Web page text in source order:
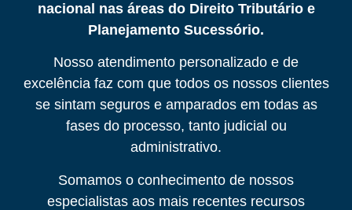
nacional nas áreas do Direito Tributário e
Planejamento Sucessório.
Nosso atendimento personalizado e de
excelência faz com que todos os nossos clientes
se sintam seguros e amparados em todas as
fases do processo, tanto judicial ou
administrativo.
Somamos o conhecimento de nossos
especialistas aos mais recentes recursos